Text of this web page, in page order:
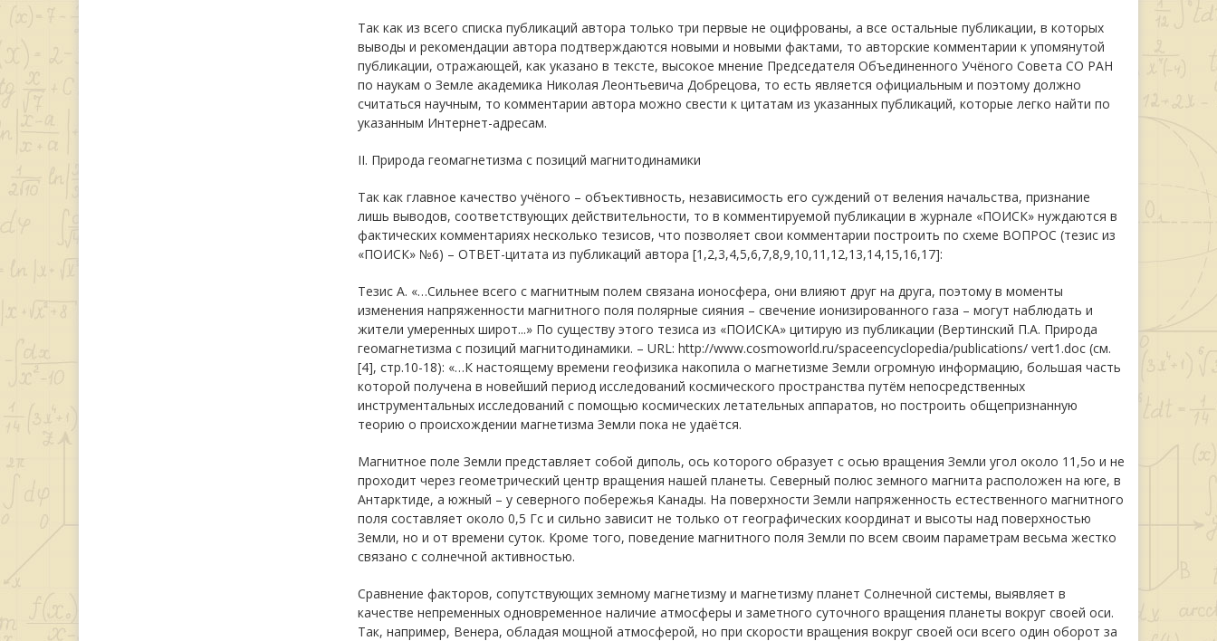
Так как из всего списка публикаций автора только три первые не оцифрованы, а все остальные публикации, в которых
выводы и рекомендации автора подтверждаются новыми и новыми фактами, то авторские комментарии к упомянутой
публикации, отражающей, как указано в тексте, высокое мнение Председателя Объединенного Учёного Совета СО РАН
по наукам о Земле академика Николая Леонтьевича Добрецова, то есть является официальным и поэтому должно
считаться научным, то комментарии автора можно свести к цитатам из указанных публикаций, которые легко найти по
указанным Интернет-адресам.
II. Природа геомагнетизма с позиций магнитодинамики
Так как главное качество учёного – объективность, независимость его суждений от веления начальства, признание
лишь выводов, соответствующих действительности, то в комментируемой публикации в журнале «ПОИСК» нуждаются в
фактических комментариях несколько тезисов, что позволяет свои комментарии построить по схеме ВОПРОС (тезис из
«ПОИСК» №6) – ОТВЕТ-цитата из публикаций автора [1,2,3,4,5,6,7,8,9,10,11,12,13,14,15,16,17]:
Тезис А. «…Сильнее всего с магнитным полем связана ионосфера, они влияют друг на друга, поэтому в моменты
изменения напряженности магнитного поля полярные сияния – свечение ионизированного газа – могут наблюдать и
жители умеренных широт...» По существу этого тезиса из «ПОИСКА» цитирую из публикации (Вертинский П.А. Природа
геомагнетизма с позиций магнитодинамики. – URL: http://www.cosmoworld.ru/spaceencyclopedia/publications/ vert1.doc(см.
[4], стр.10-18): «…К настоящему времени геофизика накопила о магнетизме Земли огромную информацию, большая часть
которой получена в новейший период исследований космического пространства путём непосредственных
инструментальных исследований с помощью космических летательных аппаратов, но построить общепризнанную
теорию о происхождении магнетизма Земли пока не удаётся.
Магнитное поле Земли представляет собой диполь, ось которого образует с осью вращения Земли угол около 11,5о и не
проходит через геометрический центр вращения нашей планеты. Северный полюс земного магнита расположен на юге, в
Антарктиде, а южный – у северного побережья Канады. На поверхности Земли напряженность естественного магнитного
поля составляет около 0,5 Гс и сильно зависит не только от географических координат и высоты над поверхностью
Земли, но и от времени суток. Кроме того, поведение магнитного поля Земли по всем своим параметрам весьма жестко
связано с солнечной активностью.
Сравнение факторов, сопутствующих земному магнетизму и магнетизму планет Солнечной системы, выявляет в
качестве непременных одновременное наличие атмосферы и заметного суточного вращения планеты вокруг своей оси.
Так, например, Венера, обладая мощной атмосферой, но при скорости вращения вокруг своей оси всего один оборот за